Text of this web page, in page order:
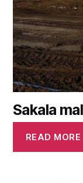
Sakala
READ MORE